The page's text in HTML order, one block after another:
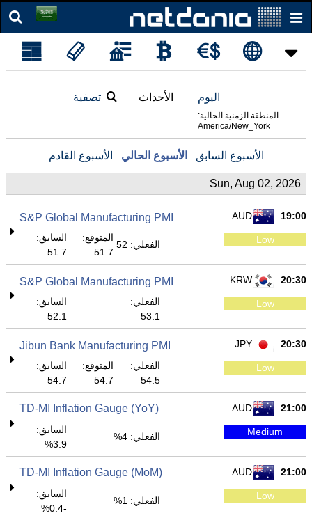
اليوم
المنطقة الزمنية الحالية:
America/New_York
الأحداث تصفية
الأسبوع السابق الأسبوع الحالي الأسبوع القادم
Sun, Aug 02, 2026
19:00
AUD
S&P Global Manufacturing PMI
Low الفعلي: 52
المتوقع:
51.7
السابق:
51.7
20:30
KRW
S&P Global Manufacturing PMI
Low
الفعلي:
53.1
السابق:
52.1
20:30
JPY
Jibun Bank Manufacturing PMI
Low
الفعلي:
54.5
المتوقع:
54.7
السابق:
54.7
21:00
AUD
TD-MI Inflation Gauge (YoY)
Medium الفعلي: 4%
السابق:
3.9%
21:00
AUD
TD-MI Inflation Gauge (MoM)
Low الفعلي: 1%
السابق:
-0.4%